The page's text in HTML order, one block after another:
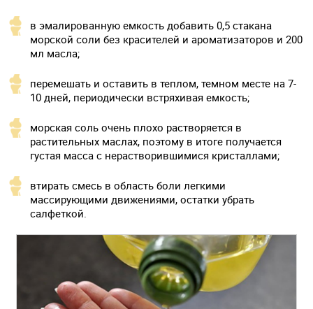
в эмалированную емкость добавить 0,5 стакана
морской соли без красителей и ароматизаторов и 200
мл масла;
перемешать и оставить в теплом, темном месте на 7-
10 дней, периодически встряхивая емкость;
морская соль очень плохо растворяется в
растительных маслах, поэтому в итоге получается
густая масса с нерастворившимися кристаллами;
втирать смесь в область боли легкими
массирующими движениями, остатки убрать
салфеткой.